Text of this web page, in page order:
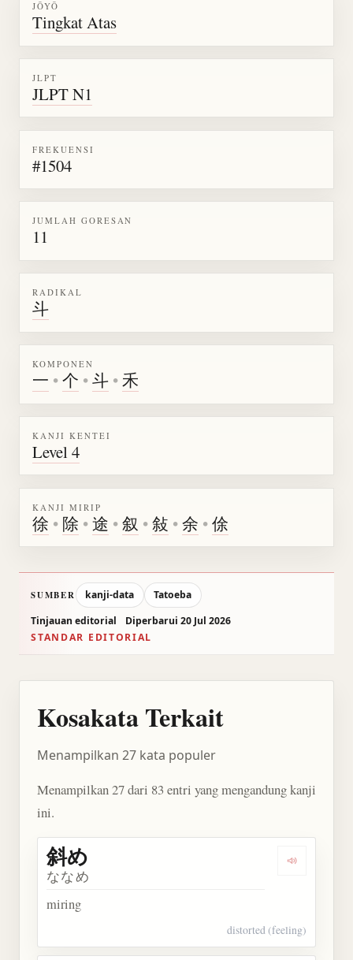
JŌYŌ
Tingkat Atas
JLPT
JLPT N1
FREKUENSI
#1504
JUMLAH GORESAN
11
RADIKAL
斗
KOMPONEN
一 •个 •斗 •禾
KANJI KENTEI
Level 4
KANJI MIRIP
徐 • 除 •途 •叙 •敍 •余 •俆
SUMBER kanji-data
Tatoeba
Tinjauan editorial
Diperbarui 20 Jul 2026
STANDAR EDITORIAL
Kosakata Terkait
Menampilkan 27 kata populer
Menampilkan 27 dari 83 entri yang mengandung kanji
ini.
Dengarkan
斜め
ななめ
miring
distorted (feeling)